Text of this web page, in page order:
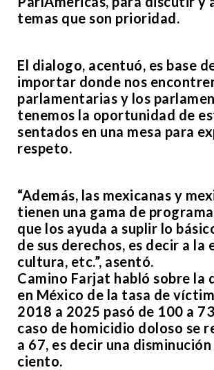
temas que son prioridad.
El dialogo, acentuó, es base
importar donde nos
parlamentarias y los
tenemos la oportunidad de
sentados en una mesa para
respeto.
“Además, las mexicanas y
tienen una gama de
que los ayuda a suplir lo
de sus derechos, es decir a la
cultura, etc.”, asentó.
Camino Farjat habló sobre la
en México de la tasa de
2018 a 2025 pasó de 100 a
caso de homicidio doloso se
a 67, es decir una
ciento.